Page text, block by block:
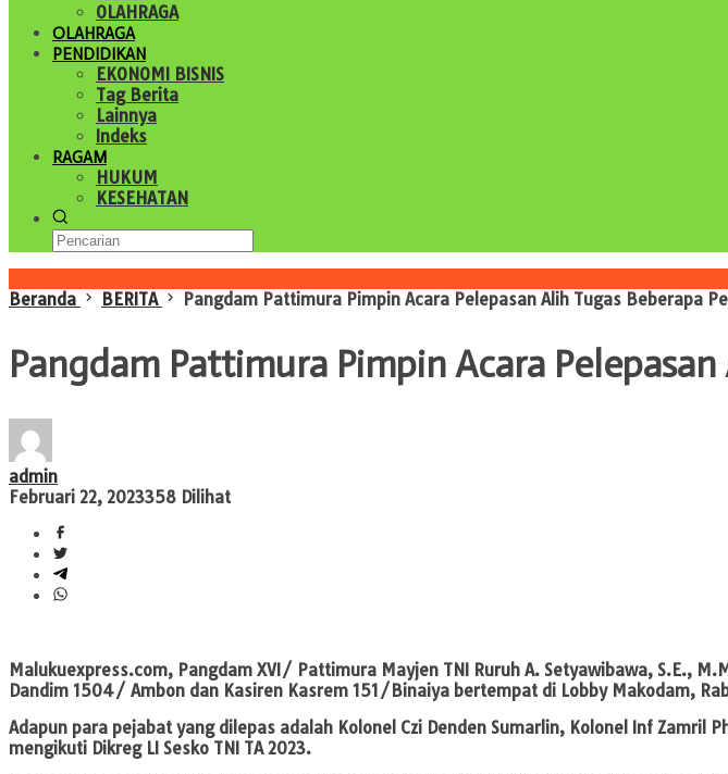
OLAHRAGA
OLAHRAGA
PENDIDIKAN
EKONOMI BISNIS
Tag Berita
Lainnya
Indeks
RAGAM
HUKUM
KESEHATAN
Beranda
BERITA Pangdam Pattimura Pimpin Acara Pelepasan Alih Tugas Beberapa
Pangdam Pattimura Pimpin Acara
admin
Februari 22, 2023358 Dilihat
Malukuexpress.com, Pangdam XVI/ Pattimura Mayjen TNI Ruruh A. Setyawibawa, S.E.,
Dandim 1504/ Ambon dan Kasiren Kasrem 151/Binaiya bertempat di Lobby Makodam,
Adapun para pejabat yang dilepas adalah Kolonel Czi Denden Sumarlin, Kolonel Inf
mengikuti Dikreg LI Sesko TNI TA 2023.